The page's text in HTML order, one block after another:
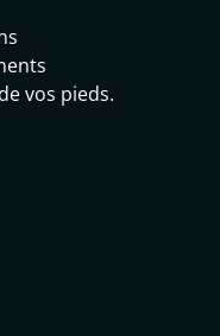
vos pieds.